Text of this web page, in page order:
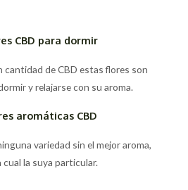
CBD para dormir
cantidad de CBD estas flores son
y relajarse con su aroma.
aromáticas CBD
variedad sin el mejor aroma,
cual la suya particular.